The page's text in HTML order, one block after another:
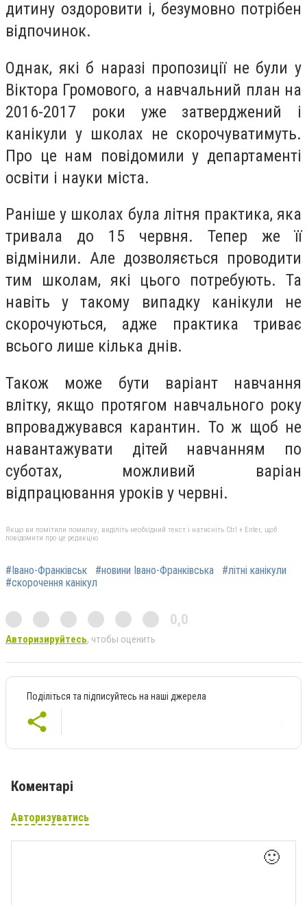
дитину оздоровити і, безумовно потрібен
відпочинок.
Однак, які б наразі пропозиції не були у
Віктора Громового, а навчальний план на
2016-2017 роки уже затверджений і
канікули у школах не скорочуватимуть.
Про це нам повідомили у департаменті
освіти і науки міста.
Раніше у школах була літня практика, яка
тривала до 15 червня. Тепер же її
відмінили. Але дозволяється проводити
тим школам, які цього потребують. Та
навіть у такому випадку канікули не
скорочуються, адже практика триває
всього лише кілька днів.
Також може бути варіант навчання
влітку, якщо протягом навчального року
впроваджувався карантин. То ж щоб не
навантажувати дітей навчанням по
суботах, можливий варіан
відпрацювання уроків у червні.
Якщо ви помітили помилку, виділіть необхідний текст і натисніть Ctrl + Enter, щоб
повідомити про це редакцію
#Івано-Франківськ #новини Івано-Франківська
#літні канікули
#скорочення канікул
0,0
Авторизируйтесь, чтобы оценить
Поділіться та підписуйтесь на наші джерела
Коментарі
Авторизуватись
🙂